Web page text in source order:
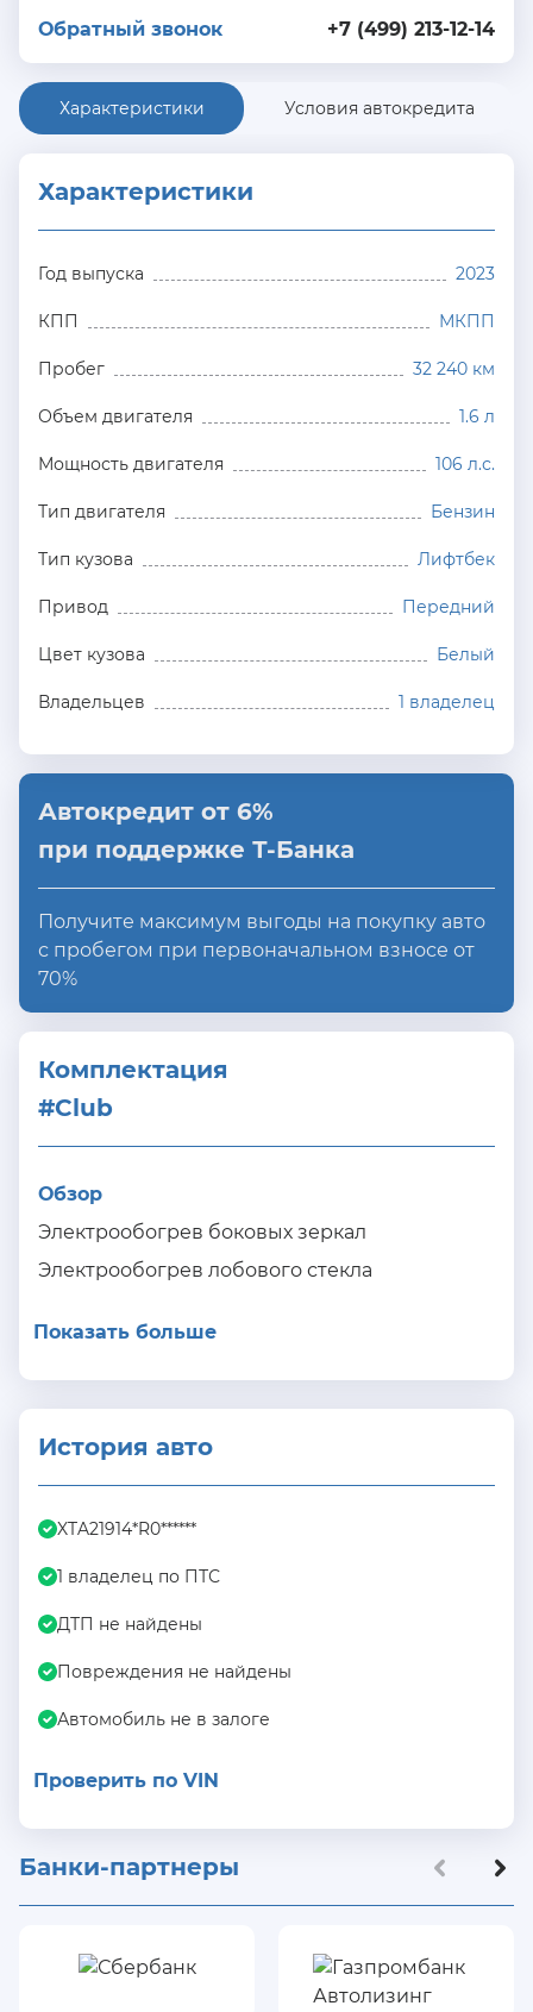
+7 (499) 213-12-14
Обратный звонок
Характеристики Условия автокредита
Характеристики
Год выпуска 2023
КПП МКПП
Пробег 32 240 км
Объем двигателя 1.6 л
Мощность двигателя 106 л.с.
Тип двигателя Бензин
Тип кузова Лифтбек
Привод Передний
Цвет кузова Белый
Владельцев 1 владелец
Автокредит от 6%
при поддержке Т-Банка
Получите максимум выгоды на покупку авто
с пробегом при первоначальном взносе от
70%
Комплектация
#Club
Обзор
Электрообогрев боковых зеркал
Электрообогрев лобового стекла
Показать больше
История авто
XTA21914*R0******
1 владелец по ПТС
ДТП не найдены
Повреждения не найдены
Автомобиль не в залоге
Проверить по VIN
Банки-партнеры